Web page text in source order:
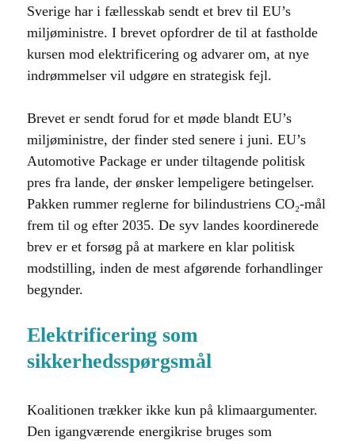
Sverige har i fællesskab sendt et brev til EU’s
miljøministre. I brevet opfordrer de til at fastholde
kursen mod elektrificering og advarer om, at nye
indrømmelser vil udgøre en strategisk fejl.
Brevet er sendt forud for et møde blandt EU’s
miljøministre, der finder sted senere i juni. EU’s
Automotive Package er under tiltagende politisk
pres fra lande, der ønsker lempeligere betingelser.
Pakken rummer reglerne for bilindustriens CO₂-mål
frem til og efter 2035. De syv landes koordinerede
brev er et forsøg på at markere en klar politisk
modstilling, inden de mest afgørende forhandlinger
begynder.
Elektrificering som
sikkerhedsspørgsmål
Koalitionen trækker ikke kun på klimaargumenter.
Den igangværende energikrise bruges som